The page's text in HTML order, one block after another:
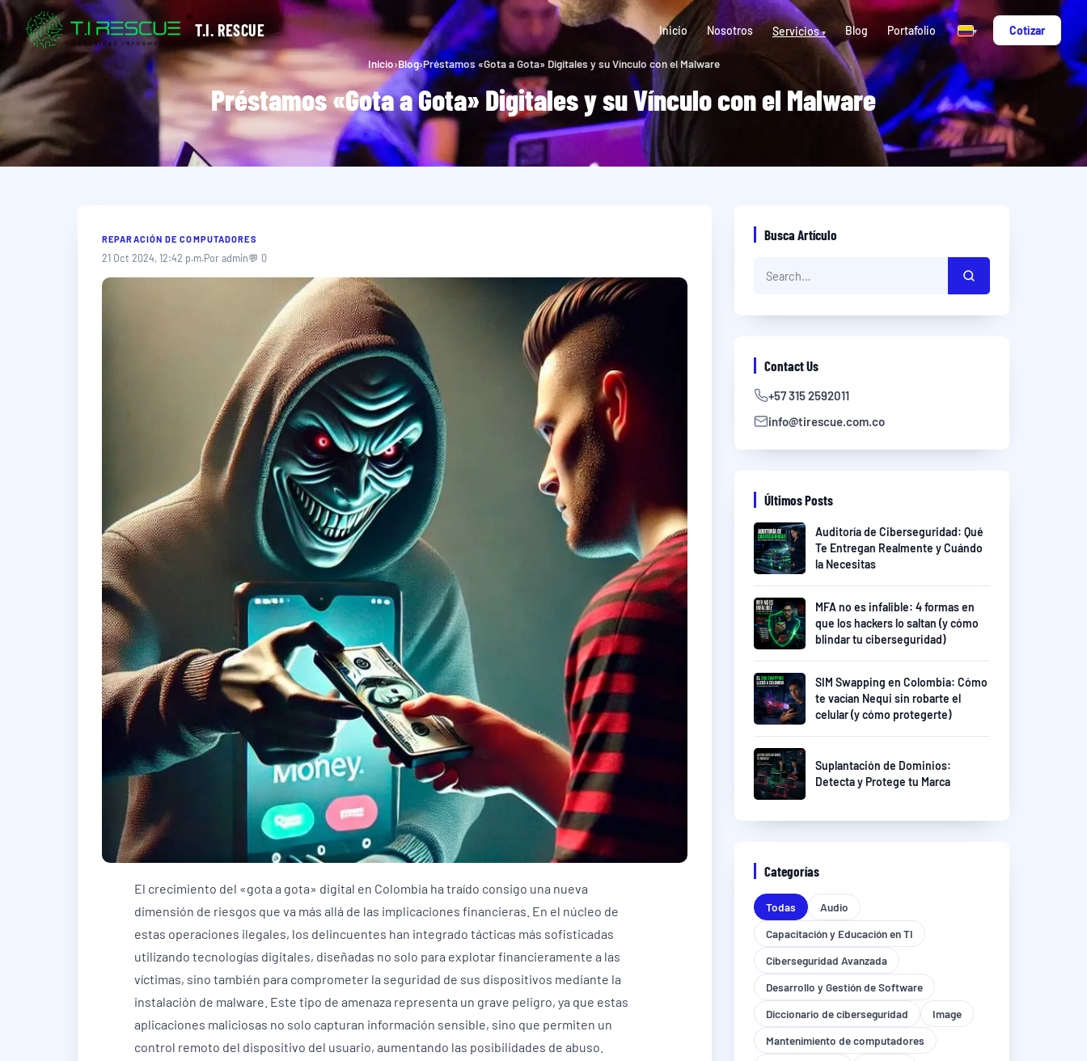
T.I. RESCUE Inicio Nosotros Servicios▾ Blog Portafolio ▾ Cotizar
Inicio›Blog›Préstamos «Gota a Gota» Digitales y su Vínculo con el Malware
Préstamos «Gota a Gota» Digitales y su Vínculo con el Malware
REPARACIÓN DE COMPUTADORES
21 Oct 2024, 12:42 p.m.Por admin💬 0
El crecimiento del «gota a gota» digital en Colombia ha traído consigo una nueva
dimensión de riesgos que va más allá de las implicaciones financieras. En el núcleo de
estas operaciones ilegales, los delincuentes han integrado tácticas más sofisticadas
utilizando tecnologías digitales, diseñadas no solo para explotar financieramente a las
víctimas, sino también para comprometer la seguridad de sus dispositivos mediante la
instalación de malware. Este tipo de amenaza representa un grave peligro, ya que estas
aplicaciones maliciosas no solo capturan información sensible, sino que permiten un
control remoto del dispositivo del usuario, aumentando las posibilidades de abuso.
Busca Artículo
Contact Us
+57 315 2592011
info@tirescue.com.co
Últimos Posts
Auditoría de Ciberseguridad: Qué
Te Entregan Realmente y Cuándo
la Necesitas
MFA no es infalible: 4 formas en
que los hackers lo saltan (y cómo
blindar tu ciberseguridad)
SIM Swapping en Colombia: Cómo
te vacían Nequi sin robarte el
celular (y cómo protegerte)
Suplantación de Dominios:
Detecta y Protege tu Marca
Categorías
Todas
Audio
Capacitación y Educación en TI
Ciberseguridad Avanzada
Desarrollo y Gestión de Software
Diccionario de ciberseguridad
Image
Mantenimiento de computadores